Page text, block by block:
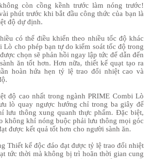
còn cồng kềnh trước làm nóng trước!
phút trước khi bắt đầu công thức của bạn là
độ dự định.
có thể điều khiển theo nhiều tốc độ khác
Lò cho phép bạn tự do kiểm soát tốc độ trong
chọn sẽ phản hồi ngay lập tức để dẫn đến
ăn tốt hơn. Hơn nữa, thiết kế quạt tạo ra
hoàn hứa hẹn tỷ lệ trao đổi nhiệt cao và
độ cao nhất trong ngành PRIME Combi Lò
lò quay ngược hướng chỉ trong ba giây để
lưu thông xung quanh thực phẩm. Đặc biệt,
không khí nóng buộc phải lưu thông mọi góc
được kết quả tốt hơn cho người sành ăn.
Thiết kế độc đáo đạt được tỷ lệ trao đổi nhiệt
tức thời mà không bị trì hoãn thời gian cung